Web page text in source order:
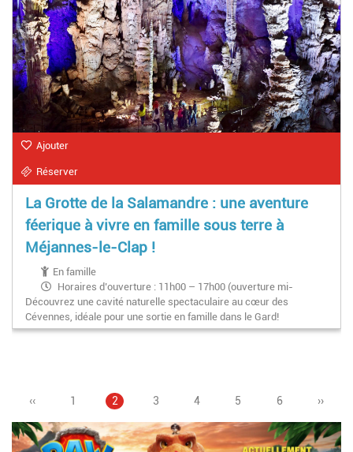
Ajouter
Réserver
La Grotte de la Salamandre : une aventure
féerique à vivre en famille sous terre à
Méjannes-le-Clap !
En famille
Horaires d’ouverture : 11h00 – 17h00 (ouverture mi-
mars)
Découvrez une cavité naturelle spectaculaire au cœur des
Cévennes, idéale pour une sortie en famille dans le Gard!
Pagination
Page
‹‹ Page
1
Page
2 Page
3 Page
4 Page
5 Page
6
Page
››